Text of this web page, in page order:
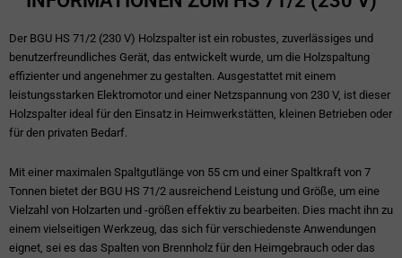
Der BGU HS 71/2 (230 V) Holzspalter ist ein robustes, zuverlässiges und
benutzerfreundliches Gerät, das entwickelt wurde, um die Holzspaltung
effizienter und angenehmer zu gestalten. Ausgestattet mit einem
leistungsstarken Elektromotor und einer Netzspannung von 230 V, ist dieser
Holzspalter ideal für den Einsatz in Heimwerkstätten, kleinen Betrieben oder
für den privaten Bedarf.
Mit einer maximalen Spaltgutlänge von 55 cm und einer Spaltkraft von 7
Tonnen bietet der BGU HS 71/2 ausreichend Leistung und Größe, um eine
Vielzahl von Holzarten und -größen effektiv zu bearbeiten. Dies macht ihn zu
einem vielseitigen Werkzeug, das sich für verschiedenste Anwendungen
eignet, sei es das Spalten von Brennholz für den Heimgebrauch oder das